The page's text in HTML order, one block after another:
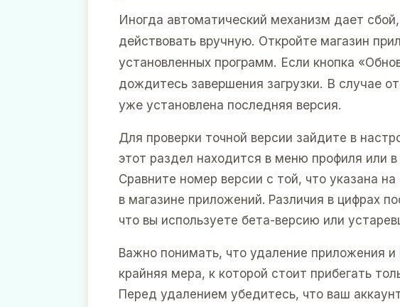
Иногда автоматический механизм дает
действовать вручную. Откройте магазин
установленных программ. Если кнопка
дождитесь завершения загрузки. В случае
уже установлена последняя версия.
Для проверки точной версии зайдите в
этот раздел находится в меню профиля или
Сравните номер версии с той, что указана
в магазине приложений. Различия в цифрах
что вы используете бета-версию или
Важно понимать, что удаление приложения
крайняя мера, к которой стоит прибегать
Перед удалением убедитесь, что ваш